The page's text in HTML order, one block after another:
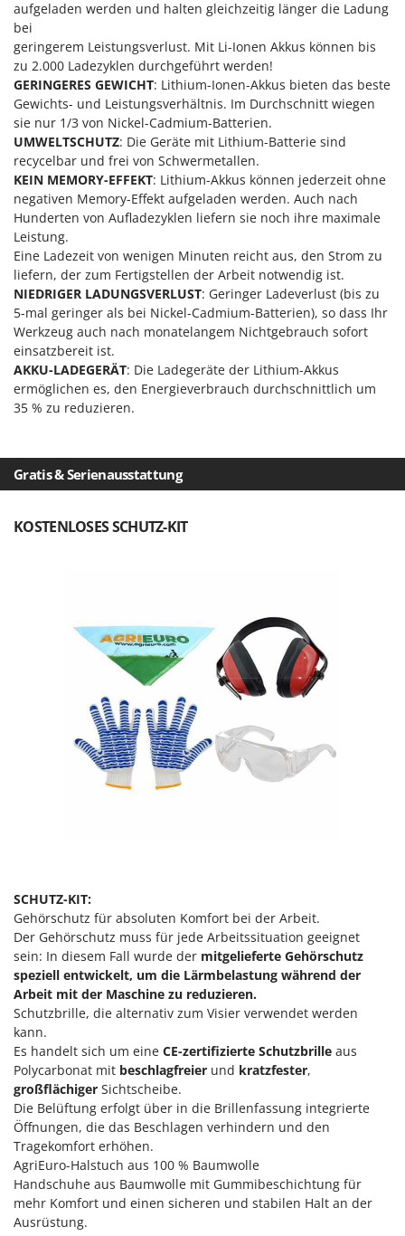
Mowox
MTD
N
New O.M.R.A.
Nilfisk
Ninja
Novatec
Novital
NuAir
NuovaFac
O
Officine Savioli
Oliviero
Olix
OMA
Omas
Ooni
Outdoorchef
Partisani
Paterlini
Pramac
Prismafood
Resto Italia
Ribimex
Ripartrak
Ritter
River Systems
Rossofuoco
Rover Pompe
Royal Food
Ryobi
S
S.T.P.
Santos
aufgeladen werden und halten gleichzeitig länger die Ladung
bei
geringerem Leistungsverlust. Mit Li-Ionen Akkus können bis
zu 2.000 Ladezyklen durchgeführt werden!
GERINGERES GEWICHT: Lithium-Ionen-Akkus bieten das beste
Gewichts- und Leistungsverhältnis. Im Durchschnitt wiegen
sie nur 1/3 von Nickel-Cadmium-Batterien.
UMWELTSCHUTZ: Die Geräte mit Lithium-Batterie sind
recycelbar und frei von Schwermetallen.
KEIN MEMORY-EFFEKT: Lithium-Akkus können jederzeit ohne
negativen Memory-Effekt aufgeladen werden. Auch nach
Hunderten von Aufladezyklen liefern sie noch ihre maximale
Leistung.
Eine Ladezeit von wenigen Minuten reicht aus, den Strom zu
liefern, der zum Fertigstellen der Arbeit notwendig ist.
NIEDRIGER LADUNGSVERLUST: Geringer Ladeverlust (bis zu
5-mal geringer als bei Nickel-Cadmium-Batterien), so dass Ihr
Werkzeug auch nach monatelangem Nichtgebrauch sofort
einsatzbereit ist.
AKKU-LADEGERÄT: Die Ladegeräte der Lithium-Akkus
ermöglichen es, den Energieverbrauch durchschnittlich um
35 % zu reduzieren.
Gratis & Serienausstattung
KOSTENLOSES SCHUTZ-KIT
SCHUTZ-KIT:
Gehörschutz für absoluten Komfort bei der Arbeit.
Der Gehörschutz muss für jede Arbeitssituation geeignet
sein: In diesem Fall wurde der mitgelieferte Gehörschutz
speziell entwickelt, um die Lärmbelastung während der
Arbeit mit der Maschine zu reduzieren.
Schutzbrille, die alternativ zum Visier verwendet werden
kann.
Es handelt sich um eine CE-zertifizierte Schutzbrille aus
Polycarbonat mit beschlagfreier und kratzfester,
großflächiger Sichtscheibe.
Die Belüftung erfolgt über in die Brillenfassung integrierte
Öffnungen, die das Beschlagen verhindern und den
Tragekomfort erhöhen.
AgriEuro-Halstuch aus 100 % Baumwolle
Handschuhe aus Baumwolle mit Gummibeschichtung für
mehr Komfort und einen sicheren und stabilen Halt an der
Ausrüstung.